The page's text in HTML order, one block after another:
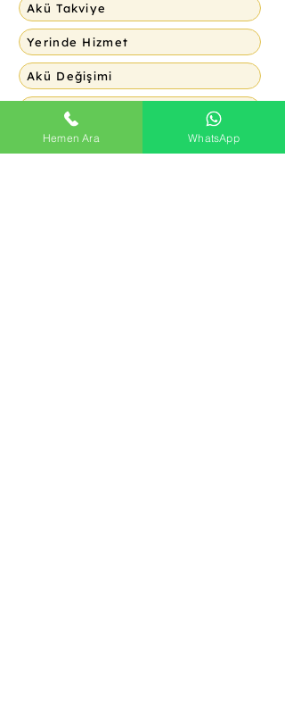
Akü Takviye
Yerinde Hizmet
Akü Değişimi
Arıza Tespiti
Akü Ölçümü
Hemen Ara WhatsApp